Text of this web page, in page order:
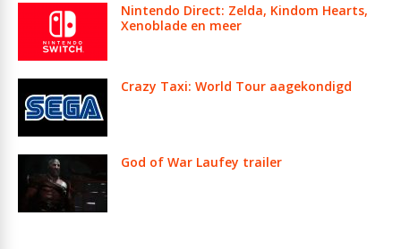
Nintendo Direct: Zelda, Kindom Hearts,
Xenoblade en meer
Crazy Taxi: World Tour aagekondigd
God of War Laufey trailer